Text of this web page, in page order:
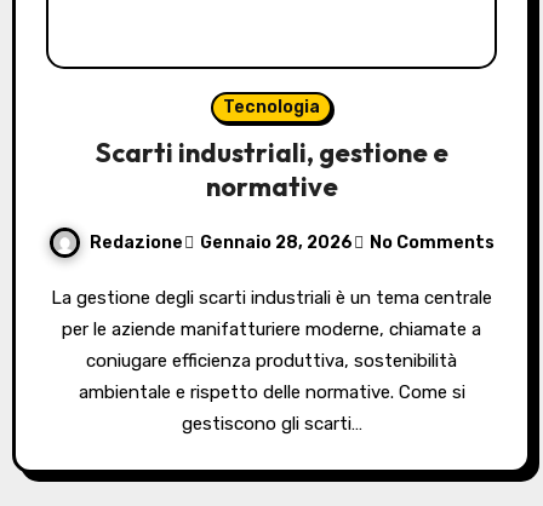
Tecnologia
Scarti industriali, gestione e
normative
Redazione Gennaio 28, 2026 No Comments
La gestione degli scarti industriali è un tema centrale
per le aziende manifatturiere moderne, chiamate a
coniugare efficienza produttiva, sostenibilità
ambientale e rispetto delle normative. Come si
gestiscono gli scarti…